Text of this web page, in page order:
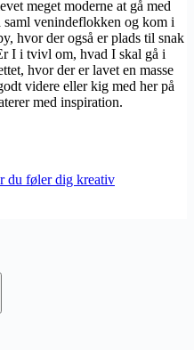
meget moderne at gå med
saml venindeflokken og kom i
hvor der også er plads til snak
I i tvivl om, hvad I skal gå i
hvor der er lavet en masse
videre eller kig med her på
med inspiration.
du føler dig kreativ